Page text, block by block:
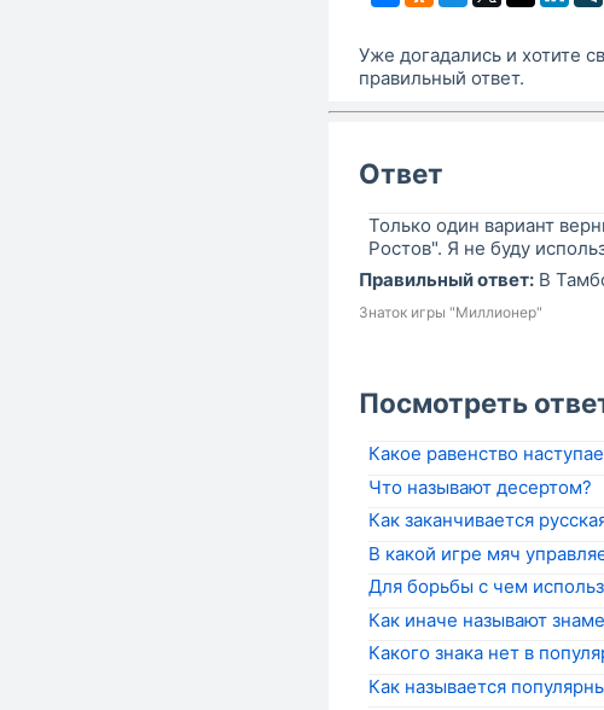
Уже догадались и хотите
правильный ответ.
Ответ
Только один вариант
Ростов". Я не буду
Правильный ответ: В
Знаток игры "Миллионер"
Посмотреть
Какое равенство
Что называют десертом?
Как заканчивается
В какой игре мяч
Для борьбы с чем
Как иначе называют
Какого знака нет в
Как называется